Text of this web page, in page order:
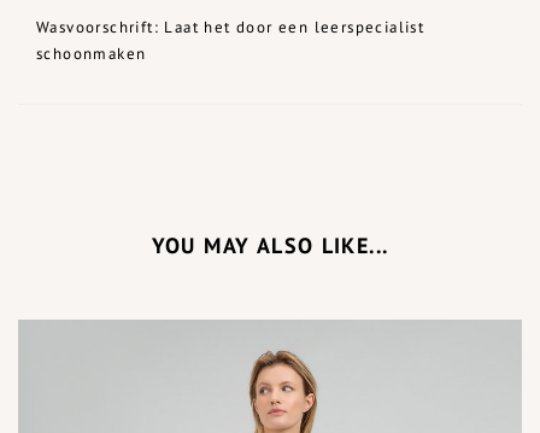
Wasvoorschrift: Laat het door een leerspecialist
schoonmaken
YOU MAY ALSO LIKE...